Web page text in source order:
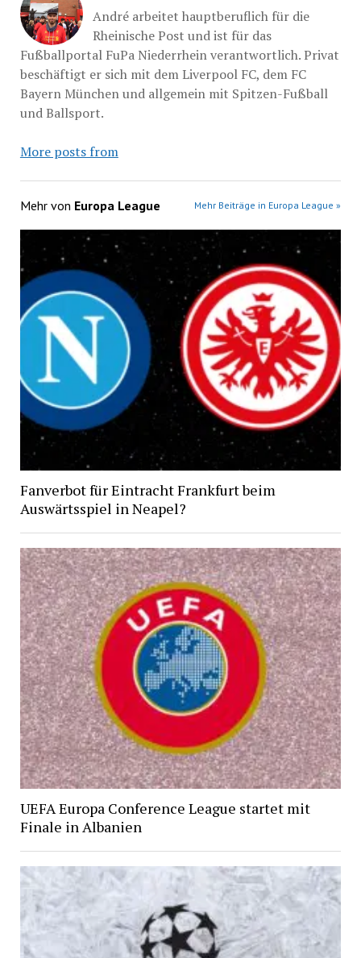
André arbeitet hauptberuflich für die
Rheinische Post und ist für das
Fußballportal FuPa Niederrhein verantwortlich. Privat
beschäftigt er sich mit dem Liverpool FC, dem FC
Bayern München und allgemein mit Spitzen-Fußball
und Ballsport.
More posts from
Mehr von Europa League Mehr Beiträge in Europa League »
Fanverbot für Eintracht Frankfurt beim
Auswärtsspiel in Neapel?
UEFA Europa Conference League startet mit
Finale in Albanien